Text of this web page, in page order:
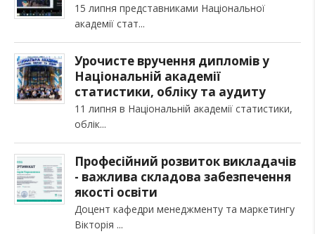
15 липня представниками Національної
академії стат
Урочисте вручення дипломів у
Національній академії
статистики, обліку та аудиту
11 липня в Національній академії статистики,
облік
Професійний розвиток викладачів
- важлива складова забезпечення
якості освіти
Доцент кафедри менеджменту та маркетингу
Вікторія